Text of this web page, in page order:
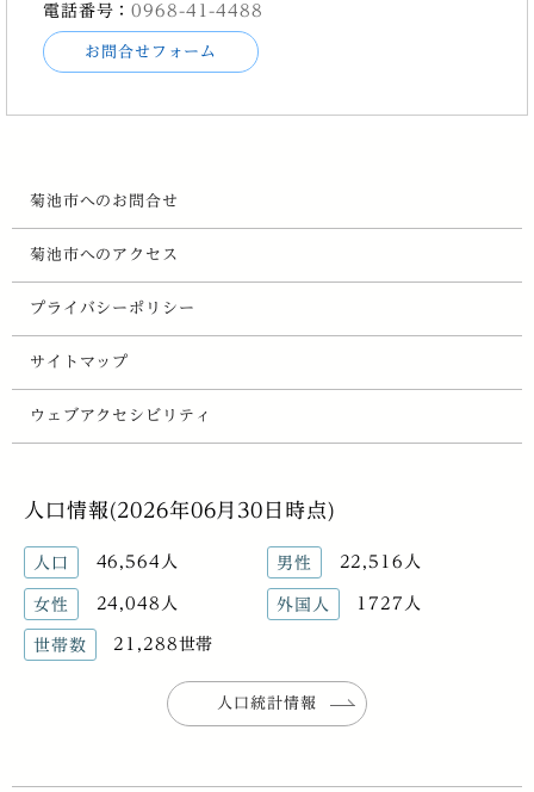
電話番号：0968-41-4488
お問合せフォーム
菊池市へのお問合せ
菊池市へのアクセス
プライバシーポリシー
サイトマップ
ウェブアクセシビリティ
人口情報(2026年06月30日時点)
人口 46,564人 男性 22,516人
女性 24,048人 外国人 1727人
世帯数 21,288世帯
人口統計情報